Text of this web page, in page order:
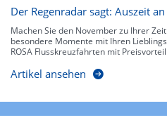
Der Regenradar sagt: Auszeit
Machen Sie den November zu Ihrer
besondere Momente mit Ihren
ROSA Flusskreuzfahrten mit
Artikel ansehen